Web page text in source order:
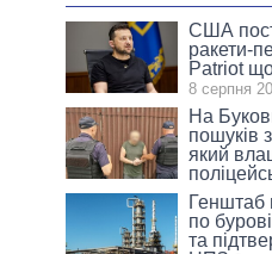
США
ракети-
Patriot
8 серпня
На
пошуків
який
Генштаб
по
та